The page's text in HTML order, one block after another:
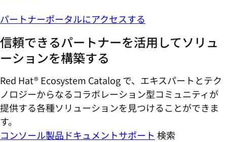
パートナーポータルにアクセスする
信頼できるパートナーを活用してソリュ
ーションを構築する
Red Hat® Ecosystem Catalog で、エキスパートとテク
ノロジーからなるコラボレーション型コミ​ュニティが
提供する各種ソリューションを見つけることができま
す。
コンソール製品ドキュメントサポート 検索